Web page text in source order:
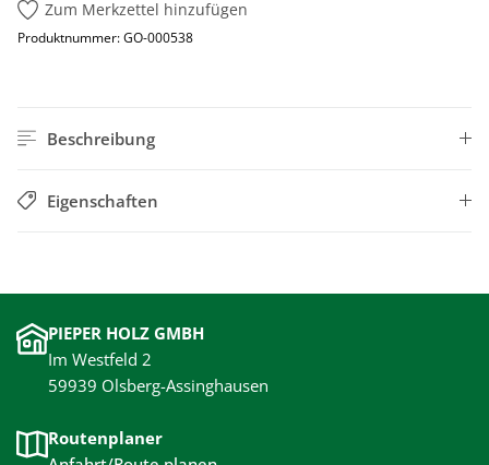
Zum Merkzettel hinzufügen
Produktnummer:GO-000538
Beschreibung
Eigenschaften
PIEPER HOLZ GMBH
Im Westfeld 2
59939 Olsberg-Assinghausen
Routenplaner